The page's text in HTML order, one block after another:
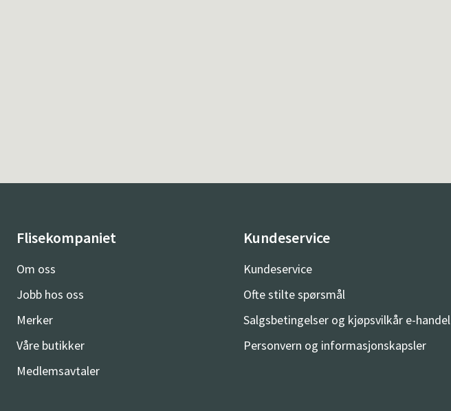
Flisekompaniet
Om oss
Jobb hos oss
Merker
Våre butikker
Medlemsavtaler
Kundeservice
Kundeservice
Ofte stilte spørsmål
Salgsbetingelser og kjøpsvilkår e-handel
Personvern og informasjonskapsler